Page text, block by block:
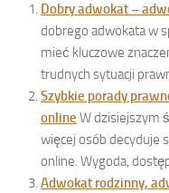
Dobry adwokat –
dobrego adwokata w
mieć kluczowe
trudnych sytuacji
Szybkie porady
online W dzisiejszym
więcej osób decyduje
online. Wygoda,
Adwokat rodzinny,